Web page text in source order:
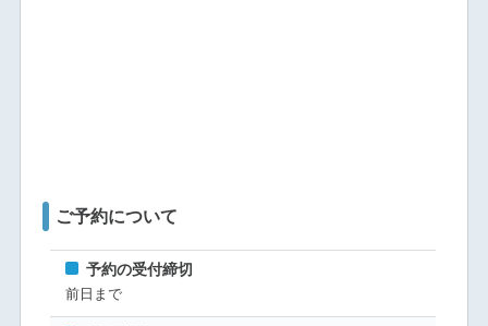
ご予約について
予約の受付締切
前日まで